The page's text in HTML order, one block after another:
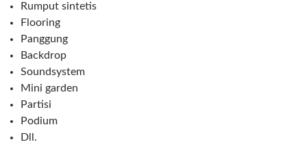
Rumput sintetis
Flooring
Panggung
Backdrop
Soundsystem
Mini garden
Partisi
Podium
Dll.